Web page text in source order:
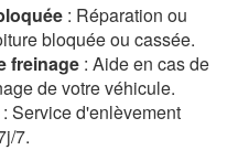
: Réparation ou
bloquée ou cassée.
freinage : Aide en cas de
de votre véhicule.
: Service d'enlèvement
7.